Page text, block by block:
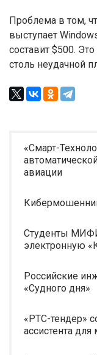
Проблема в том,
выступает
составит $500.
столь неудачной
«Смарт-
авиации
Студенты
электронную
Российские
«Судного дня»
«РТС-тендер»
ассистента